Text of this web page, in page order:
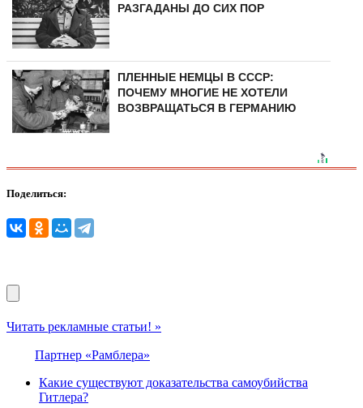
РАЗГАДАНЫ ДО СИХ ПОР
ПЛЕННЫЕ НЕМЦЫ В СССР:
ПОЧЕМУ МНОГИЕ НЕ ХОТЕЛИ
ВОЗВРАЩАТЬСЯ В ГЕРМАНИЮ
Поделиться:
Читать рекламные статьи! »
Партнер «Рамблера»
Какие существуют доказательства самоубийства
Гитлера?